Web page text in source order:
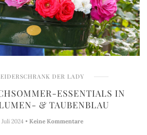
DER LADY
ESSENTIALS IN
& TAUBENBLAU
Juli 2024 • Keine Kommentare